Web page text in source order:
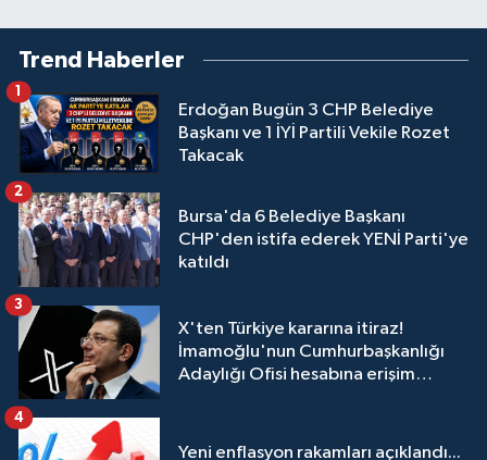
Trend Haberler
Erdoğan Bugün 3 CHP Belediye
Başkanı ve 1 İYİ Partili Vekile Rozet
Takacak
1
Bursa'da 6 Belediye Başkanı
CHP'den istifa ederek YENİ Parti'ye
katıldı
2
X'ten Türkiye kararına itiraz!
İmamoğlu'nun Cumhurbaşkanlığı
Adaylığı Ofisi hesabına erişim
3
Yeni enflasyon rakamları açıklandı...
4